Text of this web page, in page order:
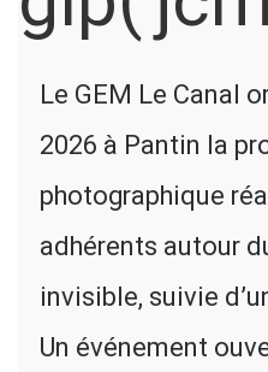
Le GEM Le Canal
2026 à Pantin la
photographique
adhérents autour
invisible, suivie
Un événement